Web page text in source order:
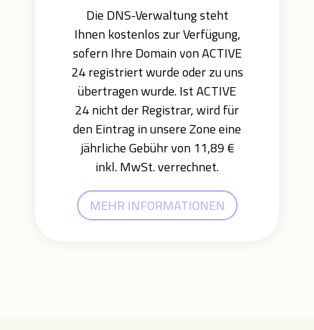
Die DNS-Verwaltung steht
Ihnen kostenlos zur Verfügung,
sofern Ihre Domain von ACTIVE
24 registriert wurde oder zu uns
übertragen wurde. Ist ACTIVE
24 nicht der Registrar, wird für
den Eintrag in unsere Zone eine
jährliche Gebühr von 11,89 €
inkl. MwSt. verrechnet.
MEHR INFORMATIONEN